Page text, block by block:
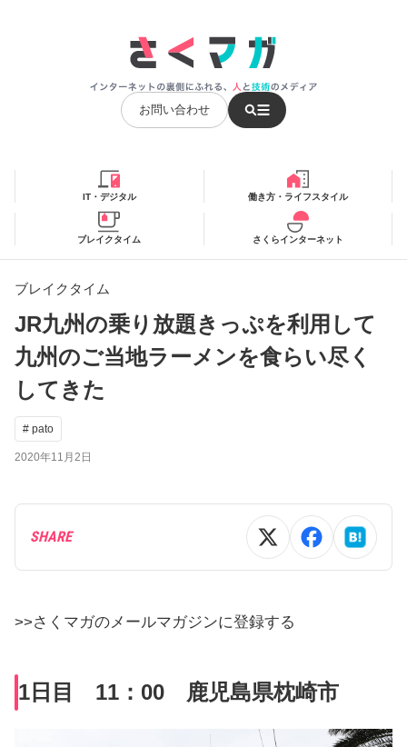
お問い合わせ
IT・デジタル 働き方・ライフスタイル
ブレイクタイム さくらインターネット
ブレイクタイム
JR九州の乗り放題きっぷを利用して
九州のご当地ラーメンを食らい尽く
してきた
# pato
2020年11月2日
SHARE
>>さくマガのメールマガジンに登録する
1日目 11：00 鹿児島県枕崎市